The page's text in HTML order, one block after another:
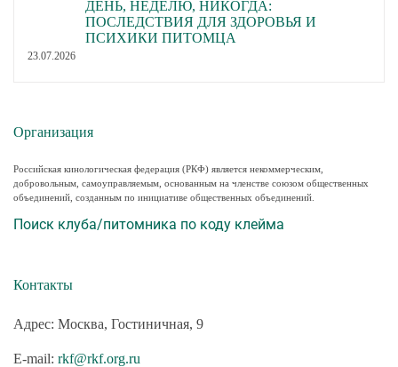
ДЕНЬ, НЕДЕЛЮ, НИКОГДА:
ПОСЛЕДСТВИЯ ДЛЯ ЗДОРОВЬЯ И
ПСИХИКИ ПИТОМЦА
23.07.2026
Организация
Российская кинологическая федерация (РКФ) является некоммерческим,
добровольным, самоуправляемым, основанным на членстве союзом общественных
объединений, созданным по инициативе общественных объединений.
Поиск клуба/питомника по коду клейма
Контакты
Адрес: Москва, Гостиничная, 9
E-mail: rkf@rkf.org.ru